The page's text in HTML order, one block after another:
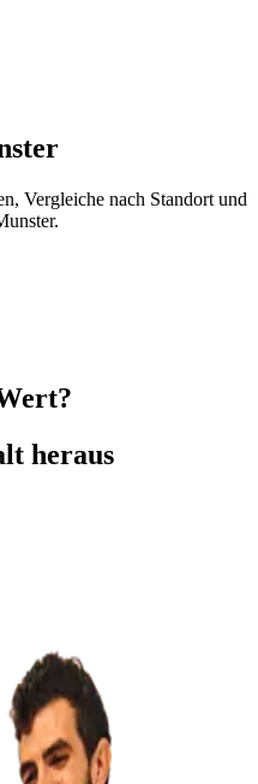
Vergleiche nach Standort und
heraus